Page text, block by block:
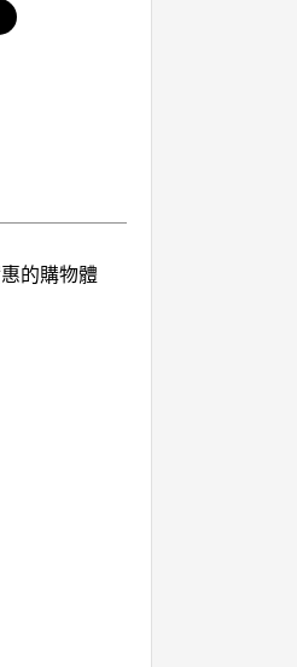
的購物體